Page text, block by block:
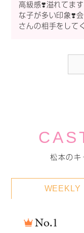
高級感❣️溢れてま
な子が多い印象❣️
さんの相手をして
松本のキ
WEEKLY